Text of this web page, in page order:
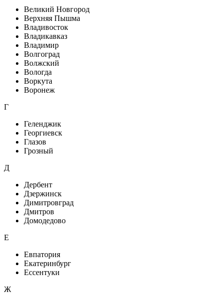
Великий Новгород
Верхняя Пышма
Владивосток
Владикавказ
Владимир
Волгоград
Волжский
Вологда
Воркута
Воронеж
Г
Геленджик
Георгиевск
Глазов
Грозный
Д
Дербент
Дзержинск
Димитровград
Дмитров
Домодедово
Е
Евпатория
Екатеринбург
Ессентуки
Ж